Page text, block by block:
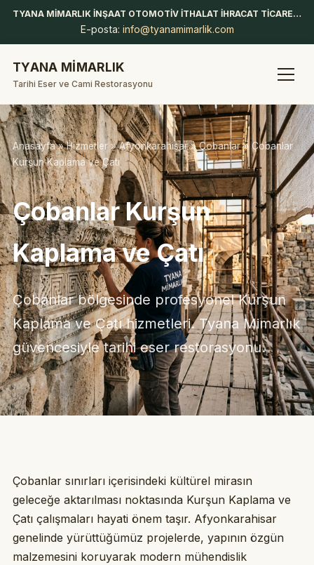
TYANA MİMARLIK İNŞAAT OTOMOTİV İTHALAT İHRACAT TİCARET LİMİTED ŞİRKETİ
E-posta: info@tyanamimarlik.com
TYANA MİMARLIK
Tarihi Eser ve Cami Restorasyonu
Anasayfa»Hizmetler»Afyonkarahisar»Çobanlar» Çobanlar
Kurşun Kaplama ve Çatı
Çobanlar Kurşun
Kaplama ve Çatı
Çobanlar bölgesinde profesyonel Kurşun
Kaplama ve Çatı hizmetleri. Tyana Mimarlık
güvencesiyle tarihi eser restorasyonu.
Çobanlar sınırları içerisindeki kültürel mirasın
geleceğe aktarılması noktasında Kurşun Kaplama ve
Çatı çalışmaları hayati önem taşır. Afyonkarahisar
genelinde yürüttüğümüz projelerde, yapının özgün
malzemesini koruyarak modern mühendislik